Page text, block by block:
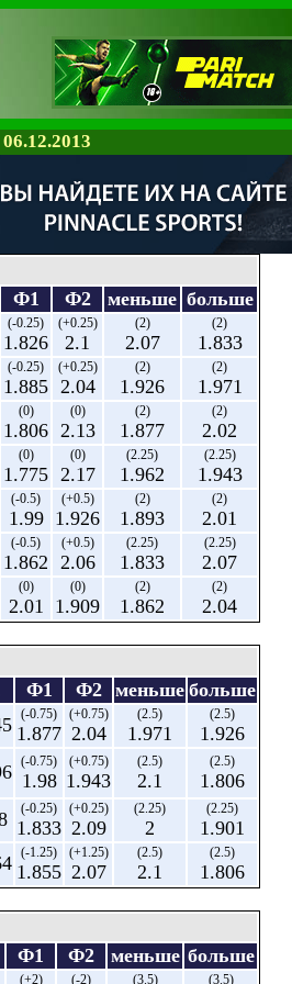
Ф1 Ф2 меньше больше
(-0.25)
1.826
(+0.25)
2.1
(2)
2.07
(2)
1.833
(-0.25)
1.885
(+0.25)
2.04
(2)
1.926
(2)
1.971
(0)
1.806
(0)
2.13
(2)
1.877
(2)
2.02
(0)
1.775
(0)
2.17
(2.25)
1.962
(2.25)
1.943
(-0.5)
1.99
(+0.5)
1.926
(2)
1.893
(2)
2.01
(-0.5)
1.862
(+0.5)
2.06
(2.25)
1.833
(2.25)
2.07
(0)
2.01
(0)
1.909
(2)
1.862
(2)
2.04
Ф1 Ф2 меньше больше
(-0.75)
1.877
(+0.75)
2.04
(2.5)
1.971
(2.5)
1.926
(-0.75)
1.98
(+0.75)
1.943
(2.5)
2.1
(2.5)
1.806
(-0.25)
1.833
(+0.25)
2.09
(2.25)
2
(2.25)
1.901
(-1.25)
1.855
(+1.25)
2.07
(2.5)
2.1
(2.5)
1.806
Ф1 Ф2 меньше больше
(+2) (-2) (3.5) (3.5)